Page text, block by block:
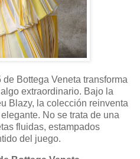
Bottega Veneta transforma
extraordinario. Bajo la
Blazy, la colección reinventa
No se trata de una
fluidas, estampados
del juego.